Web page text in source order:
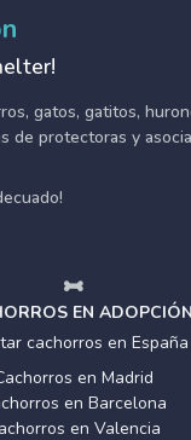
gatos, gatitos,
de protectoras y
EN ADOPCIÓN
cachorros en España
en Madrid
en Barcelona
en Valencia